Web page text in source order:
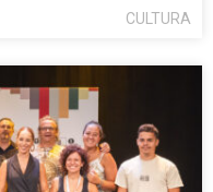
CULTURA